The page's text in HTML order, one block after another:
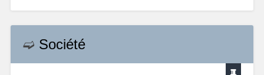
➫ Société